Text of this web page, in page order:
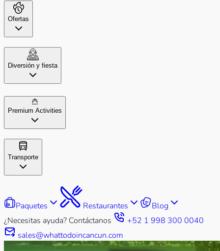
Ofertas
Diversión y fiesta
Premium Activities
Transporte
Paquetes Restaurantes
Blog
¿Necesitas ayuda? Contáctanos
+52 1 998 300 0040
sales@whattodoincancun.com